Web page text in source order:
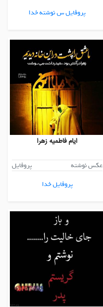
پروفایل س نوشته خدا
ایام فاطمیه زهرا
عکس نوشته
پروفایل
پروفایل خدا